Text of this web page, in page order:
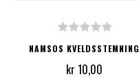
NAMSOS KVELDSSTEMNING
kr 10,00